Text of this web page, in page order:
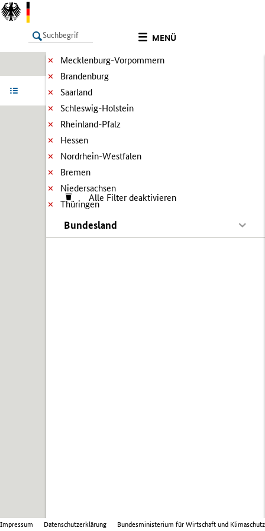
MENÜ
LISTE
Mecklenburg-Vorpommern
Brandenburg
Saarland
Schleswig-Holstein
Rheinland-Pfalz
Hessen
Nordrhein-Westfalen
Bremen
Niedersachsen
Thüringen
Alle Filter deaktivieren
Bundesland
Impressum Datenschutzerklärung Bundesministerium für Wirtschaft und Klimaschutz